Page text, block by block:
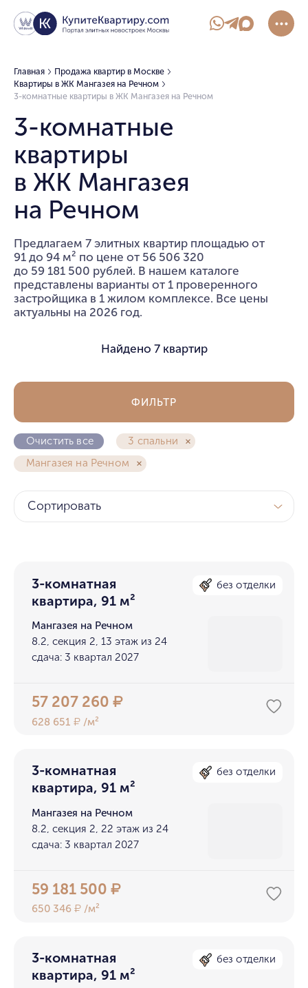
Главная
Продажа квартир в Москве
Квартиры в ЖК Мангазея на Речном
3-комнатные квартиры в ЖК Мангазея на Речном
3-комнатные
квартиры
в ЖК Мангазея
на Речном
Предлагаем 7 элитных квартир площадью от
91 до 94 м² по цене от 56 506 320
до 59 181 500 рублей. В нашем каталоге
представлены варианты от 1 проверенного
застройщика в 1 жилом комплексе. Все цены
актуальны на 2026 год.
Найдено 7 квартир
Очистить все
3 спальни
Мангазея на Речном
ФИЛЬТР
Сортировать
3-комнатная
квартира, 91 м²
без отделки
Мангазея на Речном
8.2, секция 2, 13 этаж из 24
сдача: 3 квартал 2027
57 207 260₽
628 651₽ /м²
3-комнатная
квартира, 91 м²
без отделки
Мангазея на Речном
8.2, секция 2, 22 этаж из 24
сдача: 3 квартал 2027
59 181 500₽
650 346₽ /м²
3-комнатная
квартира, 91 м²
без отделки